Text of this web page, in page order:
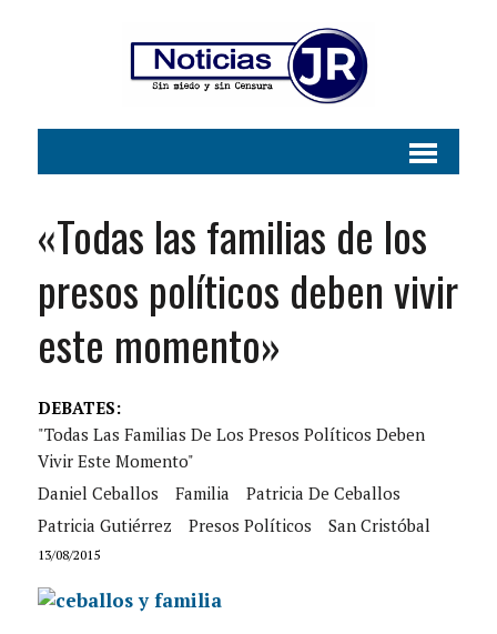
«Todas las familias de los
presos políticos deben vivir
este momento»
DEBATES:
"Todas Las Familias De Los Presos Políticos Deben
Vivir Este Momento"
Daniel Ceballos
Familia
Patricia De Ceballos
Patricia Gutiérrez
Presos Políticos San Cristóbal
13/08/2015